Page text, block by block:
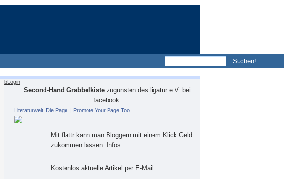
bLogin
Second-Hand Grabbelkistezugunsten des ligatur e.V. bei
facebook.
Literaturwelt. Die Page. | Promote Your Page Too
Mit flattr kann man Bloggern mit einem Klick Geld
zukommen lassen.
Infos
Kostenlos aktuelle Artikel per E-Mail: